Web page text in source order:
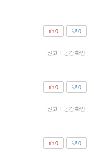
0
0
신고 | 공감 확인
0
0
신고 | 공감 확인
0
0